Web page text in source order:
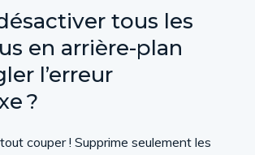
tous les
en arrière-plan
l’erreur
?
couper ! Supprime seulement les